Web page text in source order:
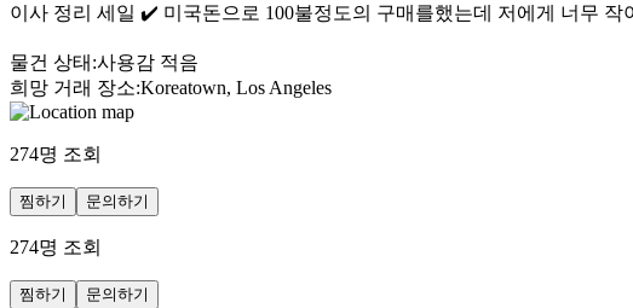
이사 정리 세일 ✔️ 미국돈으로 100불정도의 구매를했는데 저에게 너무
물건 상태 :사용감 적음
희망 거래 장소:Koreatown, Los Angeles
274명 조회
찜하기 문의하기
274명 조회
찜하기 문의하기